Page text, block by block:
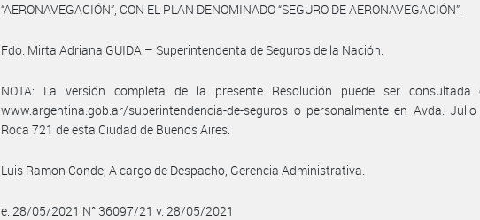
“AERONAVEGACIÓN”, CON EL PLAN DENOMINADO “SEGURO DE AERONAVEGACIÓN”.
Fdo. Mirta Adriana GUIDA – Superintendenta de Seguros de la Nación.
NOTA: La versión completa de la presente Resolución puede ser consultada
www.argentina.gob.ar/superintendencia-de-seguros o personalmente en Avda. Julio
Roca 721 de esta Ciudad de Buenos Aires.
Luis Ramon Conde, A cargo de Despacho, Gerencia Administrativa.
e. 28/05/2021 N° 36097/21 v. 28/05/2021